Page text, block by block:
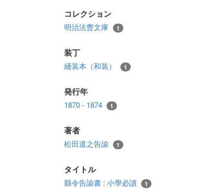
コレクション
明治法曹文庫 1
装丁
綫装本（和装） 1
発行年
1870 - 1874 1
著者
松田道之告諭 1
タイトル
縣令告諭書 : 小學必讀 1